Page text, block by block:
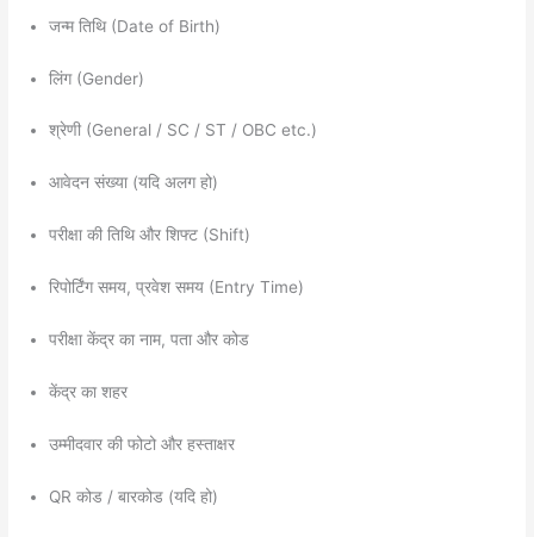
जन्म तिथि (Date of Birth)
लिंग (Gender)
श्रेणी (General / SC / ST / OBC etc.)
आवेदन संख्या (यदि अलग हो)
परीक्षा की तिथि और शिफ्ट (Shift)
रिपोर्टिंग समय, प्रवेश समय (Entry Time)
परीक्षा केंद्र का नाम, पता और कोड
केंद्र का शहर
उम्मीदवार की फोटो और हस्ताक्षर
QR कोड / बारकोड (यदि हो)